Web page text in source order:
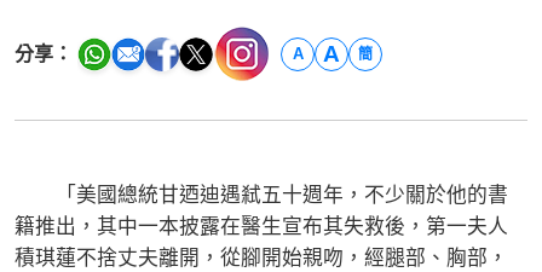
分享： A A 簡
「美國總統甘迺迪遇弒五十週年，不少關於他的書
籍推出，其中一本披露在醫生宣布其失救後，第一夫人
積琪蓮不捨丈夫離開，從腳開始親吻，經腿部、胸部，